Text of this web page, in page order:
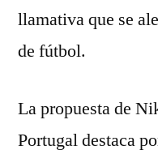
llamativa que se
de fútbol.
La propuesta de
Portugal destaca